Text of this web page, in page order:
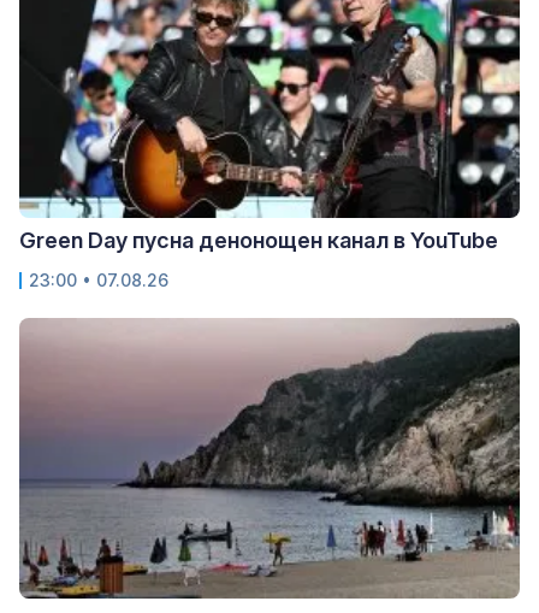
Green Day пусна денонощен канал в YouTube
23:00 • 07.08.26